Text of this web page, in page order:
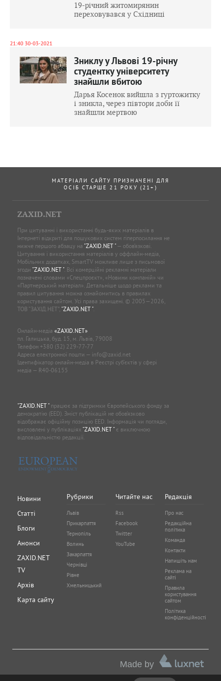
19-річний житомирянин
переховувався у Східниці
21:40 30-03-2021
Зниклу у Львові 19-річну
студентку університету
знайшли вбитою
Дарья Косенок вийшла з гуртожитку
і зникла, через півтори доби її
знайшли мертвою
МАТЕРІАЛИ САЙТУ ПРИЗНАЧЕНІ ДЛЯ
ОСІБ СТАРШЕ 21 РОКУ (21+)
ZAXID.NET
При цитуванні і використанні будь-яких матеріалів в
Інтернеті відкриті для пошукових систем гіперпосилання не
нижче першого абзацу на "ZAXID.NET "— обов’язкові.
Цитування і використання матеріалів у оффлайн-медіа,
Мобільних додатках, SmartTV можливе лише з письмової
згоди "ZAXID.NET ". Всі комерційні рекламні матеріали
позначені словами «Спецпроєкт», «Новини компаній» чи
«Партнерський матеріал». Детальніше щодо реклами та
правил цитування можна ознайомитись в правилах
користування сайтом. Усі права захищені. © 2005—2026,
ТОВ “ЗАХІД.НЕТ”, "ZAXID.NET ".
Онлайн-медіа «ZAXID.NET»
пл. Галицька, буд. 15, м. Львів, 79008
Телефон +380 (32) 229-77-77
Адреса електронної пошти — info@zaxid.net
Ідентифікатор онлайн-медіа в Реєстрі суб'єктів у сфері
медіа — R40-06155
"ZAXID.NET "працює за підтримки Європейського фонду за
демократію (EED). Зміст публікацій не обов’язково
відображає офіційну позицію EED. Інформація чи погляди,
висловлені у публікаціях "ZAXID.NET "є виключною
відповідальністю редакції.
Новини
Статті
Блоги
Анонси
ZAXID.NET
TV
Архів
Карта сайту
Рубрики
Львів
Прикарпаття
Тернопіль
Волинь
Закарпаття
Чернівці
Рівне
Хмельницький
Читайте нас
Rss
Facebook
Twitter
YouTube
Редакція
Про нас
Редакційна
політика
Команда
Контакти
Напишіть нам
Реклама на
сайті
Правила
користування
сайтом
Політика
конфіденційності
Made by